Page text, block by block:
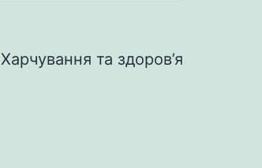
Харчування та здоров’я